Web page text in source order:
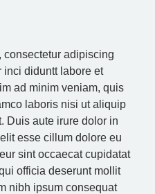
consectetur adipiscing
inci diduntt labore et
ad minim veniam, quis
laboris nisi ut aliquip
Duis aute irure dolor in
esse cillum dolore eu
sint occaecat cupidatat
officia deserunt mollit
nibh ipsum consequat